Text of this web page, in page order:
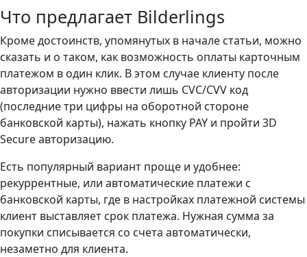
Что предлагает Bilderlings
Кроме достоинств, упомянутых в начале статьи, можно
сказать и о таком, как возможность оплаты карточным
платежом в один клик. В этом случае клиенту после
авторизации нужно ввести лишь CVC/CVV код
(последние три цифры на оборотной стороне
банковской карты), нажать кнопку PAY и пройти 3D
Secure авторизацию.
Есть популярный вариант проще и удобнее:
рекуррентные, или автоматические платежи с
банковской карты, где в настройках платежной системы
клиент выставляет срок платежа. Нужная сумма за
покупки списывается со счета автоматически,
незаметно для клиента.